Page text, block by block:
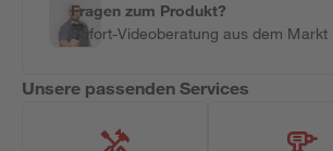
Fragen zum Produkt?
Sofort-Videoberatung aus dem Markt
Unsere passenden Services